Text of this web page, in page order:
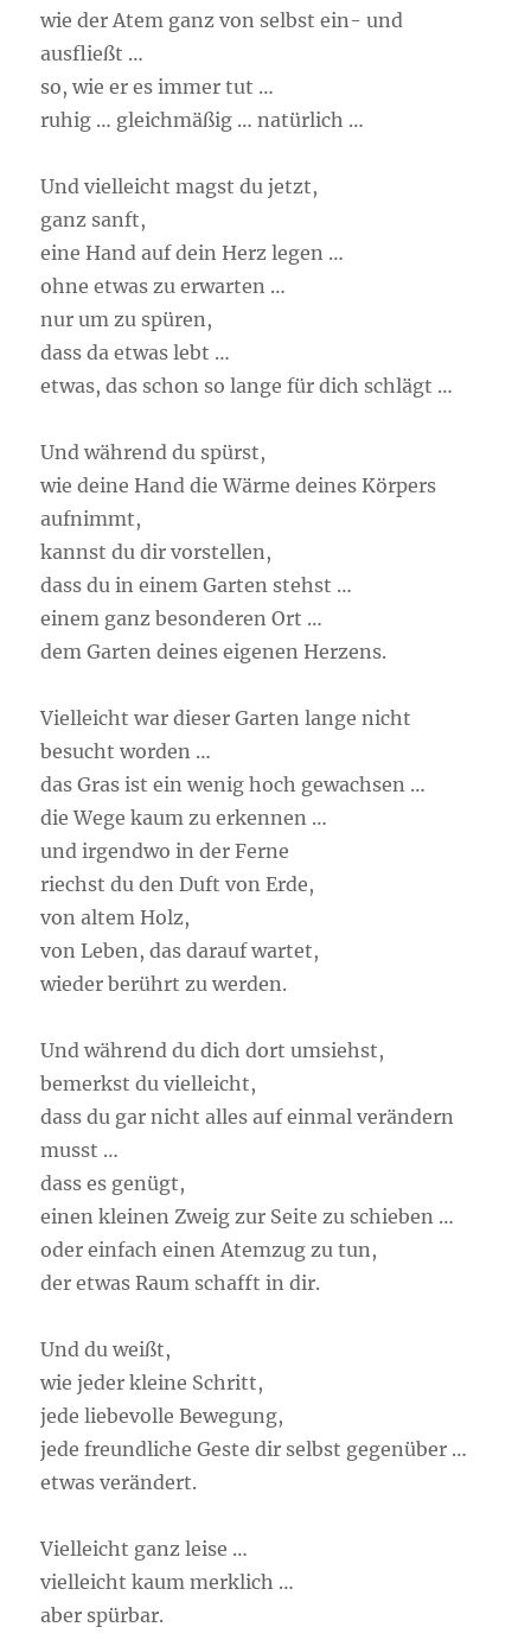
wie der Atem ganz von selbst ein- und
ausfließt …
so, wie er es immer tut …
ruhig … gleichmäßig … natürlich …
Und vielleicht magst du jetzt,
ganz sanft,
eine Hand auf dein Herz legen …
ohne etwas zu erwarten …
nur um zu spüren,
dass da etwas lebt …
etwas, das schon so lange für dich schlägt …
Und während du spürst,
wie deine Hand die Wärme deines Körpers
aufnimmt,
kannst du dir vorstellen,
dass du in einem Garten stehst …
einem ganz besonderen Ort …
dem Garten deines eigenen Herzens.
Vielleicht war dieser Garten lange nicht
besucht worden …
das Gras ist ein wenig hoch gewachsen …
die Wege kaum zu erkennen …
und irgendwo in der Ferne
riechst du den Duft von Erde,
von altem Holz,
von Leben, das darauf wartet,
wieder berührt zu werden.
Und während du dich dort umsiehst,
bemerkst du vielleicht,
dass du gar nicht alles auf einmal verändern
musst …
dass es genügt,
einen kleinen Zweig zur Seite zu schieben …
oder einfach einen Atemzug zu tun,
der etwas Raum schafft in dir.
Und du weißt,
wie jeder kleine Schritt,
jede liebevolle Bewegung,
jede freundliche Geste dir selbst gegenüber …
etwas verändert.
Vielleicht ganz leise …
vielleicht kaum merklich …
aber spürbar.